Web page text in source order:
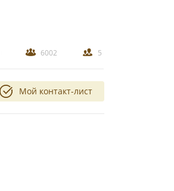
6002 5
Мой контакт-лист